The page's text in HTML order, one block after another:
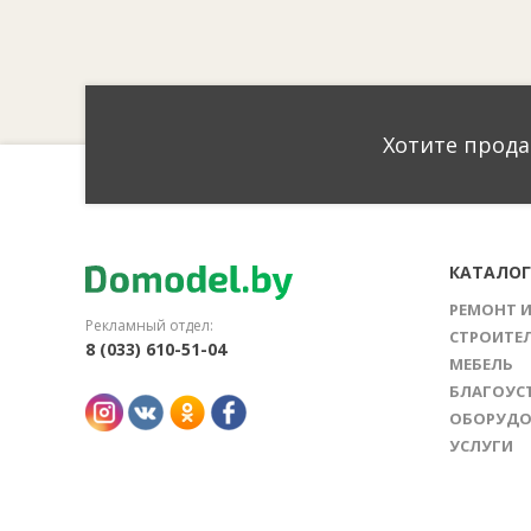
Хотите
Рекламный отдел:
8 (033) 610-51-04
КАТАЛОГ
РЕМОНТ
МЕБЕЛЬ
УСЛУГИ